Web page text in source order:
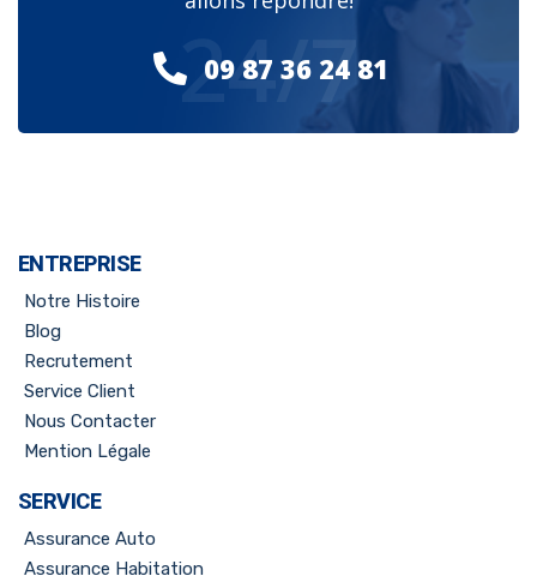
09 87 36 24 81
24/7
ENTREPRISE
Notre Histoire
Blog
Recrutement
Service Client
Nous Contacter
Mention Légale
SERVICE
Assurance Auto
Assurance Habitation